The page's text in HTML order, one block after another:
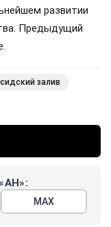
развитии
Предыдущий
залив
МАХ